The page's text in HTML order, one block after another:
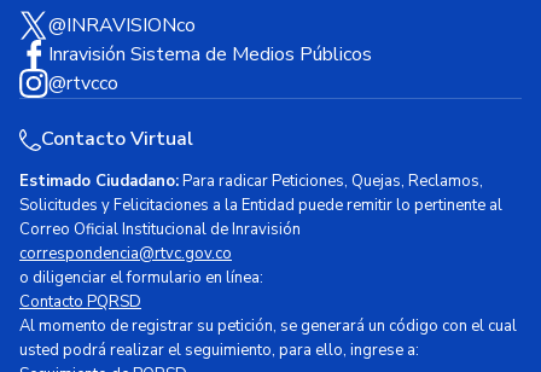
@INRAVISIONco
Inravisión Sistema de Medios Públicos
@rtvcco
Contacto Virtual
Estimado Ciudadano:Para radicar Peticiones, Quejas, Reclamos,
Solicitudes y Felicitaciones a la Entidad puede remitir lo pertinente al
Correo Oficial Institucional de Inravisión
correspondencia@rtvc.gov.co
o diligenciar el formulario en línea:
Contacto PQRSD
Al momento de registrar su petición, se generará un código con el cual
usted podrá realizar el seguimiento, para ello, ingrese a: